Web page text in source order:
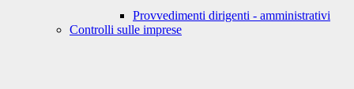
Provvedimenti dirigenti - amministrativi
Controlli sulle imprese